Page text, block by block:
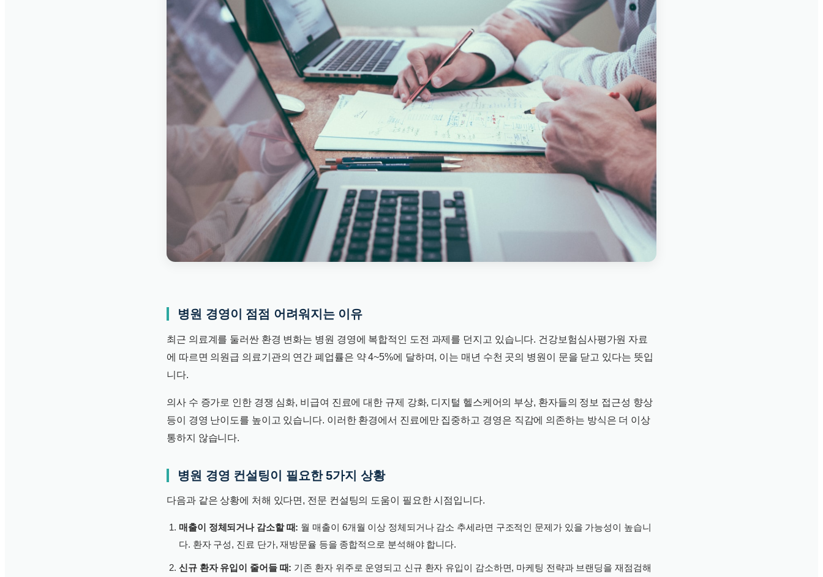
병원 경영이 점점 어려워지는 이유
최근 의료계를 둘러싼 환경 변화는 병원 경영에 복합적인 도전 과제를 던지고 있습니다. 건강보험심사평가원 자료
에 따르면 의원급 의료기관의 연간 폐업률은 약 4~5%에 달하며, 이는 매년 수천 곳의 병원이 문을 닫고 있다는 뜻입
니다.
의사 수 증가로 인한 경쟁 심화, 비급여 진료에 대한 규제 강화, 디지털 헬스케어의 부상, 환자들의 정보 접근성 향상
등이 경영 난이도를 높이고 있습니다. 이러한 환경에서 진료에만 집중하고 경영은 직감에 의존하는 방식은 더 이상
통하지 않습니다.
병원 경영 컨설팅이 필요한 5가지 상황
다음과 같은 상황에 처해 있다면, 전문 컨설팅의 도움이 필요한 시점입니다.
매출이 정체되거나 감소할 때: 월 매출이 6개월 이상 정체되거나 감소 추세라면 구조적인 문제가 있을 가능성이 높습니
다. 환자 구성, 진료 단가, 재방문율 등을 종합적으로 분석해야 합니다.
신규 환자 유입이 줄어들 때: 기존 환자 위주로 운영되고 신규 환자 유입이 감소하면, 마케팅 전략과 브랜딩을 재점검해